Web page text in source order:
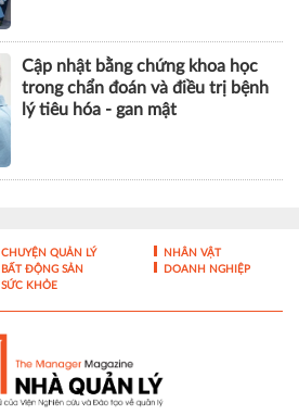
Cập nhật bằng chứng khoa học
trong chẩn đoán và điều trị bệnh
lý tiêu hóa - gan mật
CHUYỆN QUẢN LÝ
NHÂN VẬT
BẤT ĐỘNG SẢN
DOANH NGHIỆP
SỨC KHỎE